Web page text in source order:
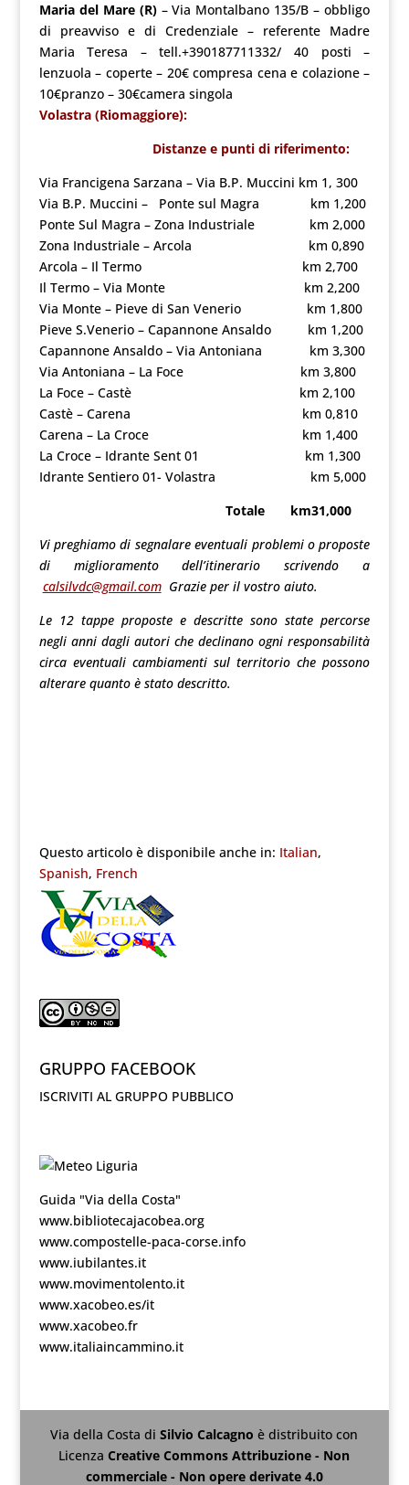
Maria del Mare (R) – Via Montalbano 135/B – obbligo
di preavviso e di Credenziale – referente Madre
Maria Teresa – tell.+390187711332/ 40 posti –
lenzuola – coperte – 20€ compresa cena e colazione –
10€pranzo – 30€camera singola
Volastra (Riomaggiore):
Distanze e punti di riferimento:
Via Francigena Sarzana – Via B.P. Muccini km 1, 300
Via B.P. Muccini – Ponte sul Magra km 1,200
Ponte Sul Magra – Zona Industriale km 2,000
Zona Industriale – Arcola km 0,890
Arcola – Il Termo km 2,700
Il Termo – Via Monte km 2,200
Via Monte – Pieve di San Venerio km 1,800
Pieve S.Venerio – Capannone Ansaldo km 1,200
Capannone Ansaldo – Via Antoniana km 3,300
Via Antoniana – La Foce km 3,800
La Foce – Castè km 2,100
Castè – Carena km 0,810
Carena – La Croce km 1,400
La Croce – Idrante Sent 01 km 1,300
Idrante Sentiero 01- Volastra km 5,000
Totale km31,000
Vi preghiamo di segnalare eventuali problemi o proposte
di miglioramento dell’itinerario scrivendo a
calsilvdc@gmail.com Grazie per il vostro aiuto.
Le 12 tappe proposte e descritte sono state percorse
negli anni dagli autori che declinano ogni responsabilità
circa eventuali cambiamenti sul territorio che possono
alterare quanto è stato descritto.
Questo articolo è disponibile anche in: Italian
Spanish French
GRUPPO FACEBOOK
ISCRIVITI AL GRUPPO PUBBLICO
Guida "Via della Costa"
www.bibliotecajacobea.org
www.compostelle-paca-corse.info
www.iubilantes.it
www.movimentolento.it
www.xacobeo.es/it
www.xacobeo.fr
www.italiaincammino.it
Via della Costa diSilvio Calcagnoè distribuito con
LicenzaCreative Commons Attribuzione - Non
commerciale - Non opere derivate 4.0